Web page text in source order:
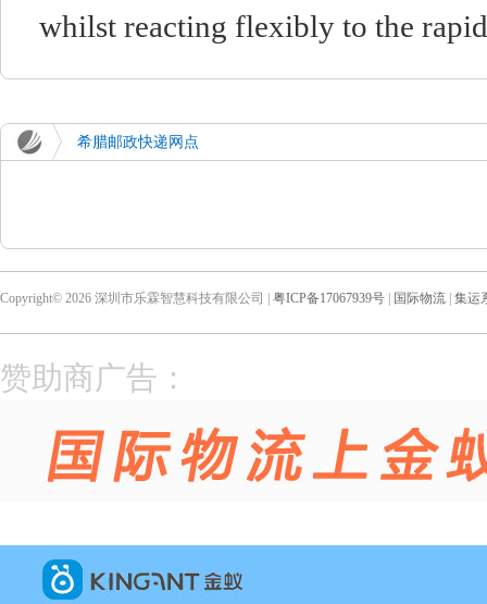
whilst reacting flexibly to the
希腊邮政快递网点
Copyright© 2026 深圳市乐霖智慧科技有限公司 | 粤ICP备17067939号 国际物流 集运
赞助商广告：